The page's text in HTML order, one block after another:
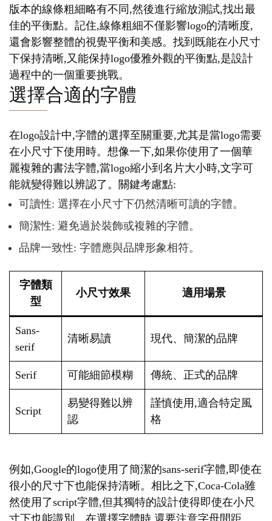
版本的線條粗細略有不同,然後進行縮放測試,找出最
佳的平衡點。記住,線條粗細不僅影響logo的清晰度,
還會影響整體的視覺平衡和美感。找到既能在小尺寸
下保持清晰,又能保持logo優雅外觀的平衡點,是設計
過程中的一個重要挑戰。
選擇合適的字體
在logo設計中,字體的選擇至關重要,尤其是當logo需要
在小尺寸下使用時。想像一下,如果你使用了一個華
麗複雜的書法字體,當logo縮小到名片大小時,文字可
能就變得難以辨認了。關鍵考慮點:
可讀性: 選擇在小尺寸下仍然清晰可讀的字體。
簡潔性: 避免過於裝飾或複雜的字體。
品牌一致性: 字體應與品牌形象相符。
字體類
型
小尺寸效果 適用場景
Sans-
serif
清晰易讀 現代、簡潔的品牌
Serif 可能細節模糊 傳統、正式的品牌
Script
易變得難以辨
認
謹慎使用,適合特定風
格
例如,Google的logo使用了簡潔的sans-serif字體,即使在
很小的尺寸下也能保持清晰。相比之下,Coca-Cola雖
然使用了script字體,但其獨特的設計使得即使在小尺